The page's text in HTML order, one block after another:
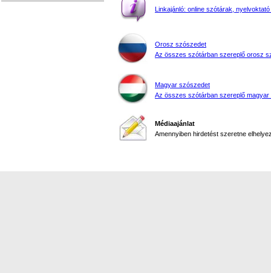
Linkajánló: online szótárak, nyelvoktató
Orosz szószedet
Az összes szótárban szereplő orosz
Magyar szószedet
Az összes szótárban szereplő magyar
Médiaajánlat
Amennyiben hirdetést szeretne